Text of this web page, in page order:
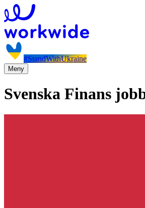
#StandWithUkraine
Meny
Svenska Finans